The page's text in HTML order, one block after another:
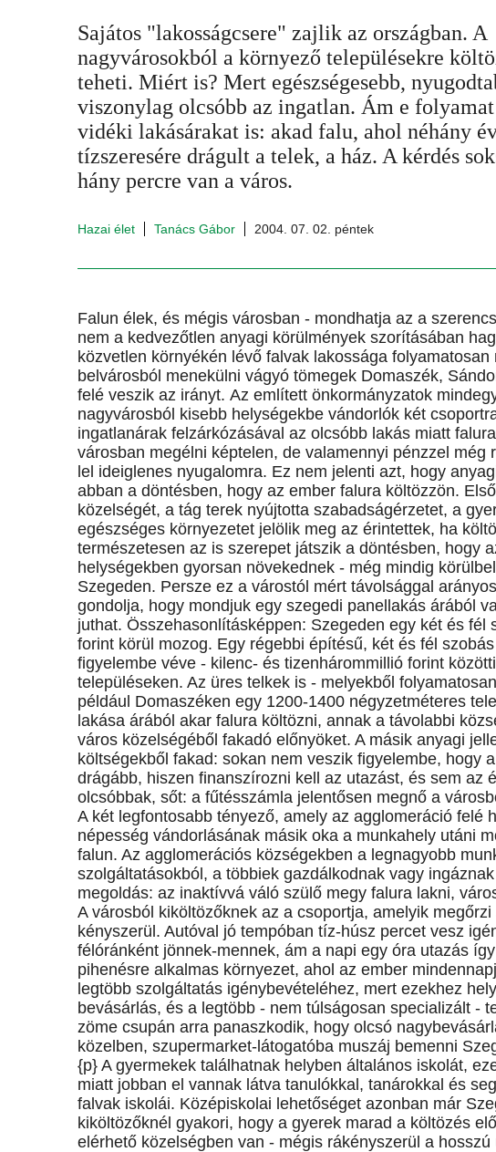
Sajátos "lakosságcsere" zajlik az országban. A
nagyvárosokból a környező településekre
teheti. Miért is? Mert egészségesebb,
viszonylag olcsóbb az ingatlan. Ám e
vidéki lakásárakat is: akad falu, ahol néhány
tízszeresére drágult a telek, a ház. A kérdés
hány percre van a város.
Hazai élet Tanács Gábor 2004. 07. 02. péntek
Falun élek, és mégis városban - mondhatja az a
nem a kedvezőtlen anyagi körülmények szorításában
közvetlen környékén lévő falvak lakossága
belvárosból menekülni vágyó tömegek Domaszék,
felé veszik az irányt. Az említett önkormányzatok
nagyvárosból kisebb helységekbe vándorlók két
ingatlanárak felzárkózásával az olcsóbb lakás miatt
városban megélni képtelen, de valamennyi pénzzel még
lel ideiglenes nyugalomra. Ez nem jelenti azt, hogy
abban a döntésben, hogy az ember falura költözzön.
közelségét, a tág terek nyújtotta szabadságérzetet, a
egészséges környezetet jelölik meg az érintettek, ha
természetesen az is szerepet játszik a döntésben, hogy
helységekben gyorsan növekednek - még mindig
Szegeden. Persze ez a várostól mért távolsággal
gondolja, hogy mondjuk egy szegedi panellakás árából
juthat. Összehasonlításképpen: Szegeden egy két és fél
forint körül mozog. Egy régebbi építésű, két és fél
figyelembe véve - kilenc- és tizenhárommillió forint
településeken. Az üres telkek is - melyekből
például Domaszéken egy 1200-1400 négyzetméteres
lakása árából akar falura költözni, annak a távolabbi
város közelségéből fakadó előnyöket. A másik anyagi
költségekből fakad: sokan nem veszik figyelembe, hogy
drágább, hiszen finanszírozni kell az utazást, és sem az
olcsóbbak, sőt: a fűtésszámla jelentősen megnő a
A két legfontosabb tényező, amely az agglomeráció felé
népesség vándorlásának másik oka a munkahely utáni
falun. Az agglomerációs községekben a legnagyobb
szolgáltatásokból, a többiek gazdálkodnak vagy
megoldás: az inaktívvá váló szülő megy falura lakni,
A városból kiköltözőknek az a csoportja, amelyik
kényszerül. Autóval jó tempóban tíz-húsz percet vesz
félóránként jönnek-mennek, ám a napi egy óra utazás
pihenésre alkalmas környezet, ahol az ember
legtöbb szolgáltatás igénybevételéhez, mert ezekhez
bevásárlás, és a legtöbb - nem túlságosan specializált -
zöme csupán arra panaszkodik, hogy olcsó
közelben, szupermarket-látogatóba muszáj bemenni
{p} A gyermekek találhatnak helyben általános iskolát,
miatt jobban el vannak látva tanulókkal, tanárokkal és
falvak iskolái. Középiskolai lehetőséget azonban már
kiköltözőknél gyakori, hogy a gyerek marad a költözés
elérhető közelségben van - mégis rákényszerül a